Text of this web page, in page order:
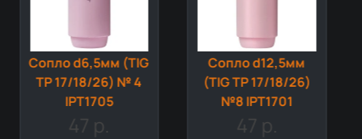
Сопло d6,5мм (TIG
TP 17/18/26) № 4
IPT1705
47 р.
Сопло d12,5мм
(TIG TP 17/18/26)
№8 IPT1701
47 р.